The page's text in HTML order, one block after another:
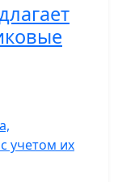
учетом их